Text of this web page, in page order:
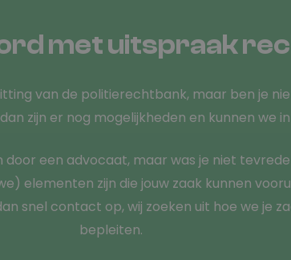
met uitspraak
van de politierechtbank, maar ben je
zijn er nog mogelijkheden en kunnen we
een advocaat, maar was je niet
elementen zijn die jouw zaak kunnen
snel contact op, wij zoeken uit hoe we je
bepleiten.